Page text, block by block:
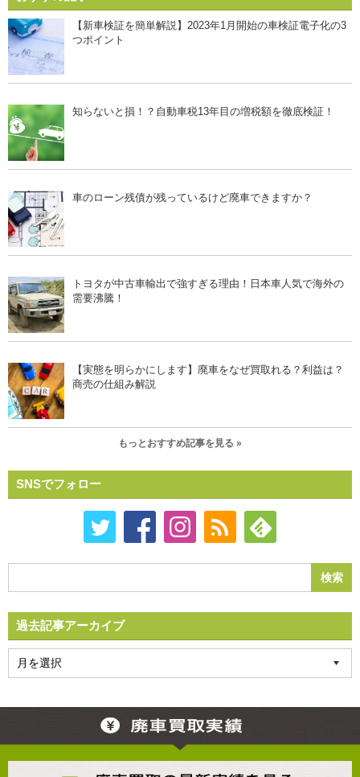
【新車検証を簡単解説】2023年1月開始の車検証電子化の3
つポイント
知らないと損！？自動車税13年目の増税額を徹底検証！
車のローン残債が残っているけど廃車できますか？
トヨタが中古車輸出で強すぎる理由！日本車人気で海外の
需要沸騰！
【実態を明らかにします】廃車をなぜ買取れる？利益は？
商売の仕組み解説
もっとおすすめ記事を見る »
SNSでフォロー
過去記事アーカイブ